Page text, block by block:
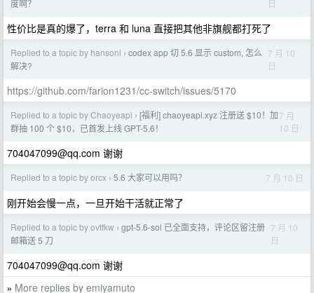
度啊？
日
性价比是真的爆了，terra 和 luna 直接把其他非旗舰都打死了
Replied to a topic by hansonl › codex app 切 5.6 显示 custom, 怎么
解决?
7 月 10
日
https://github.com/farion1231/cc-switch/issues/5170
Replied to a topic by Chaoyeapi › [福利] chaoyeapi.xyz 注册送 $10！加
群抽 100 个 $10，已首发上线 GPT-5.6！
7 月
10 日
704047099@qq.com 谢谢
Replied to a topic by orcx › 5.6 大家可以用吗？ 7 月 10 日
刚开始会慢一点，一旦开始干活就正常了
Replied to a topic by ovtfkw › gpt-5.6-sol 已全面支持，评论区留注册
邮箱送 5 刀
7 月 10
日
704047099@qq.com 谢谢
» More replies by emiyamuto